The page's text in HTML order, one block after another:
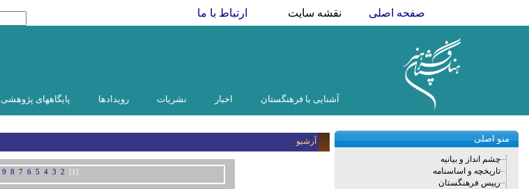
صفحه اصلی نقشه سایت ارتباط با ما
آشنایی با فرهنگستان اخبار نشریات رویدادها پایگاههای پژوهشی
آرشیو
[1]
2
3
4
5
6
7
8
9
منو اصلی
چشم انداز و بیانیه
تاریخچه و اساسنامه
رییس فرهنگستان